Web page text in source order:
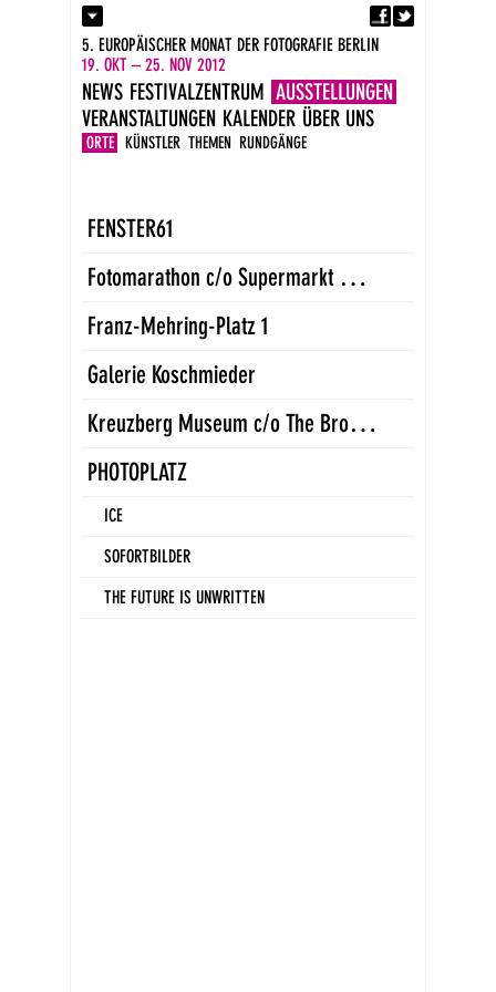
Kontakt
Presse
Newsletter
Impressum
DE
EN
5. EUROPÄISCHER MONAT DER FOTOGRAFIE BERLIN
19. OKT – 25. NOV 2012
NEWS FESTIVALZENTRUM AUSSTELLUNGEN
ORTE KÜNSTLER THEMEN RUNDGÄNGE
VERANSTALTUNGEN KALENDER ÜBER UNS
FENSTER61
F
otomarathon c/o Supermarkt Wedding
Franz-Mehring-Platz 1
Galerie Koschmieder
K
reuzberg Museum c/o The Browse Gallery
PHOTOPLATZ
ICE
SOFORTBILDER
THE FUTURE IS UNWRITTEN